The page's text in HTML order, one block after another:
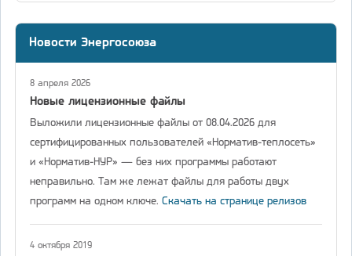
Новости Энергосоюза
8 апреля 2026
Новые лицензионные файлы
Выложили лицензионные файлы от 08.04.2026 для
сертифицированных пользователей «Норматив-теплосеть»
и «Норматив-НУР» — без них программы работают
неправильно. Там же лежат файлы для работы двух
программ на одном ключе. Скачать на странице релизов
4 октября 2019